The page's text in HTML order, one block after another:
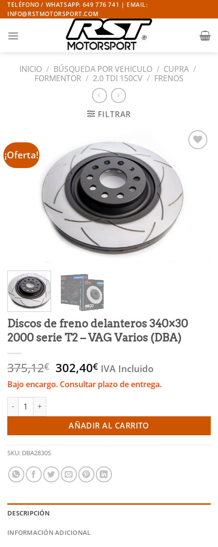
Saltar
al
TELÉFONO / WHATSAPP: 649 776 741 | EMAIL:
INFO@RSTMOTORSPORT.COM
INICIO / BÚSQUEDA POR VEHICULO / CUPRA /
FORMENTOR / 2.0 TDI 150CV / FRENOS
FILTRAR
¡Oferta!
deseos
Discos de freno delanteros 340×30
2000 serie T2 – VAG Varios (DBA)
375,12€ El
precio
original
375,12€.
302,40€El
precio
actual
302,40€.
IVA Incluido
Bajo encargo. Consultar plazo de entrega.
Discos de freno delanteros 340x30 2000 serie T2 - VAG Varios
AÑADIR AL CARRITO
SKU: DBA2830S
DESCRIPCIÓN
INFORMACIÓN ADICIONAL